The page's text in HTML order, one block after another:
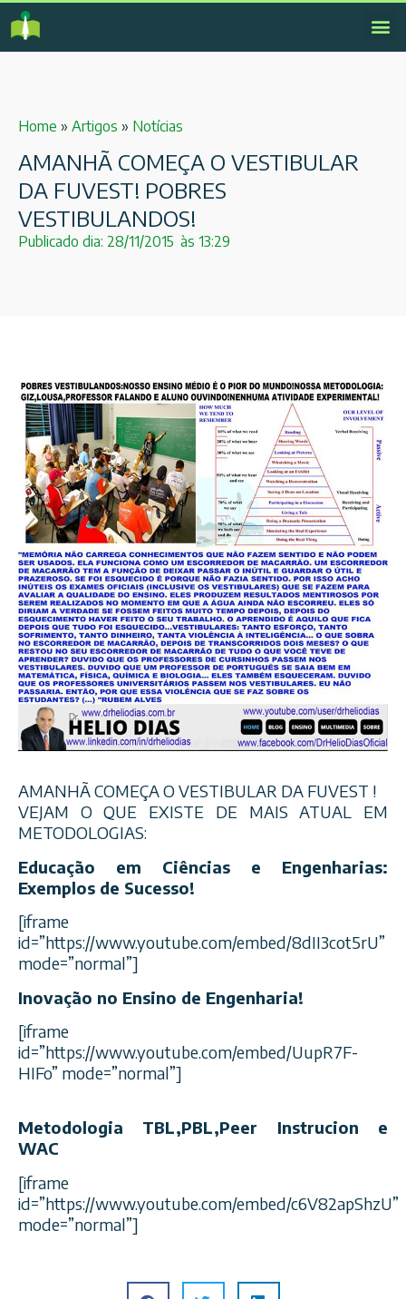
Home » Artigos » Notícias
AMANHÃ COMEÇA O VESTIBULAR
DA FUVEST! POBRES
VESTIBULANDOS!
Publicado dia: 28/11/2015 às 13:29
AMANHÃ COMEÇA O VESTIBULAR DA FUVEST !
VEJAM O QUE EXISTE DE MAIS ATUAL EM
METODOLOGIAS:
Educação em Ciências e Engenharias:
Exemplos de Sucesso!
[iframe
id=”https://www.youtube.com/embed/8dII3cot5rU”
mode=”normal”]
Inovação no Ensino de Engenharia!
[iframe
id=”https://www.youtube.com/embed/UupR7F-
HIFo” mode=”normal”]
Metodologia TBL,PBL,Peer Instrucion e
WAC
[iframe
id=”https://www.youtube.com/embed/c6V82apShzU”
mode=”normal”]